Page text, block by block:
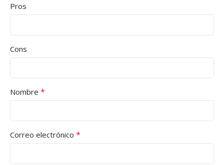
Pros
Cons
Nombre *
Correo electrónico *